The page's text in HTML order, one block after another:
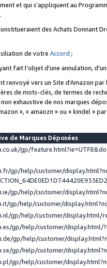
et qui s'appliquent au
des Achats Donnant
de votre Accord ;
fait l'objet d'une annulation,
renvoyé vers un Site d'Amazon
de mots-clés, de termes de
exhaustive de nos marques
», « amaozn » ou « kindel »
de Marques Déposées
gp/
gp/help/customer/
gp/help/customer/
gp/help/customer/
gp/help/customer/display.html/
gp/help/customer/display.html/
gp/help/customer/
gp/help/customer/
gp/help/customer/